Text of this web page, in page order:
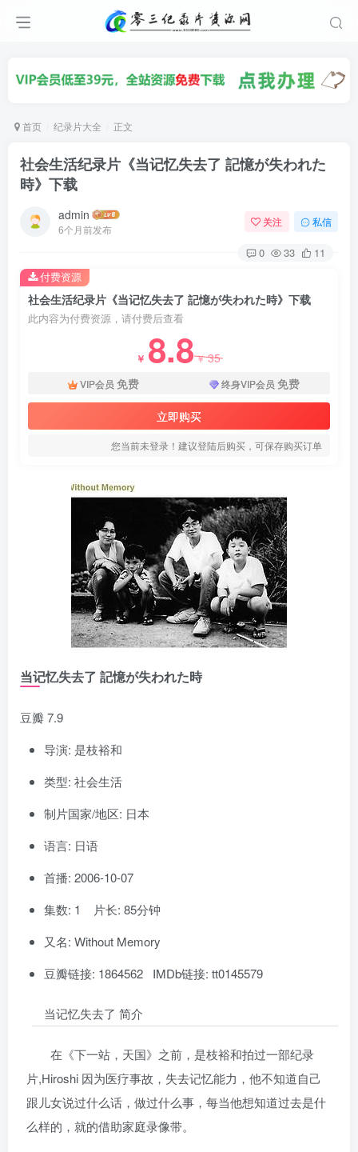
首页 纪录片大全 正文
社会生活纪录片《当记忆失去了 記憶が失われた
時》下载
admin
6个月前发布
关注 私信
0 33 11
社会生活纪录片《当记忆失去了 記憶が失われた時》下载
此内容为付费资源，请付费后查看
￥ 8.8￥35
VIP会员 免费 终身VIP会员 免费
立即购买
您当前未登录！建议登陆后购买，可保存购买订单
付费资源
当记忆失去了 記憶が失われた時
豆瓣 7.9
导演: 是枝裕和
类型: 社会生活
制片国家/地区: 日本
语言: 日语
首播: 2006-10-07
集数: 1 片长: 85分钟
又名: Without Memory
豆瓣链接: 1864562 IMDb链接: tt0145579
当记忆失去了 简介
在《下一站，天国》之前，是枝裕和拍过一部纪录
片,Hiroshi 因为医疗事故，失去记忆能力，他不知道自己
跟儿女说过什么话，做过什么事，每当他想知道过去是什
么样的，就的借助家庭录像带。